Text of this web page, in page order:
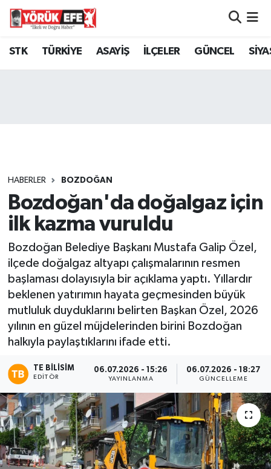
STK TÜRKİYE ASAYİŞ İLÇELER GÜNCEL
HABERLER BOZDOĞAN
Bozdoğan'da doğalgaz için
ilk kazma vuruldu
Bozdoğan Belediye Başkanı Mustafa Galip Özel,
ilçede doğalgaz altyapı çalışmalarının resmen
başlaması dolayısıyla bir açıklama yaptı. Yıllardır
beklenen yatırımın hayata geçmesinden büyük
mutluluk duyduklarını belirten Başkan Özel, 2026
yılının en güzel müjdelerinden birini Bozdoğan
halkıyla paylaştıklarını ifade etti.
TE BILISIM
EDITÖR
06.07.2026 - 15:26
YAYINLANMA
06.07.2026 - 18:27
GÜNCELLEME
Aydın Nöbetçi Eczaneler
Tüm Manşetler
Son Dakika Haberleri
Haber Arşivi